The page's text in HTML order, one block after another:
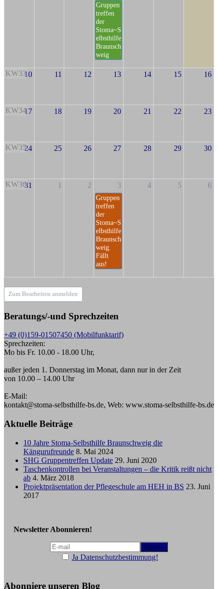
Gruppen
treffen
der
Stoma~S
elbsthilfe
Braunsch
weig
KW3310 11 12 13 14 15 16
KW3417 18 19 20 21 22 23
KW3524 25 26 27 28 29 30
KW3631 1 2 3
Gruppen
treffen
der
Stoma~S
elbsthilfe
Braunsch
weig.
Fällt
aus!
4 5 6
Zum Bearbeiten anmelden
Beratungs/-und Sprechzeiten
+49 (0)159-01507450 (Mobilfunktarif)
Sprechzeiten:
Mo bis Fr. 10.00 - 18.00 Uhr,
außer jeden 1. Donnerstag im Monat, dann nur in der Zeit
von 10.00 – 14.00 Uhr
E-Mail:
kontakt@stoma-selbsthilfe-bs.de, Web: www.stoma-selbsthilfe-bs.de
Aktuelle Beiträge
10 Jahre Stoma-Selbsthilfe Braunschweig die
Kängurufreunde 8. Mai 2024
SHG Gruppentreffen Update 29. Juni 2020
Taschenkontrollen bei Veranstaltungen – die Kritik reißt nicht
ab 4. März 2018
Projektpräsentation der Pflegeschule am HEH in BS 23. Juni
2017
Newsletter Abonnieren!
Ja Datenschutzbestimmung!
Abonniere unseren Blog